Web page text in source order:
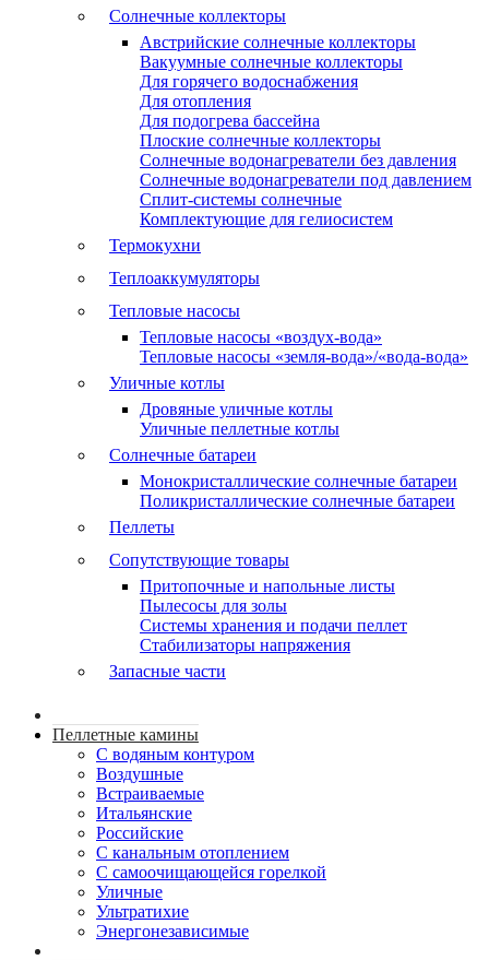
Солнечные коллекторы
Австрийские солнечные коллекторы
Вакуумные солнечные коллекторы
Для горячего водоснабжения
Для отопления
Для подогрева бассейна
Плоские солнечные коллекторы
Солнечные водонагреватели без давления
Солнечные водонагреватели под давлением
Сплит-системы солнечные
Комплектующие для гелиосистем
Термокухни
Теплоаккумуляторы
Тепловые насосы
Тепловые насосы «воздух-вода»
Тепловые насосы «земля-вода»/«вода-вода»
Уличные котлы
Дровяные уличные котлы
Уличные пеллетные котлы
Солнечные батареи
Монокристаллические солнечные батареи
Поликристаллические солнечные батареи
Пеллеты
Сопутствующие товары
Притопочные и напольные листы
Пылесосы для золы
Системы хранения и подачи пеллет
Стабилизаторы напряжения
Запасные части
Пеллетные камины
C водяным контуром
Воздушные
Встраиваемые
Итальянские
Российские
С канальным отоплением
С самоочищающейся горелкой
Уличные
Ультратихие
Энергонезависимые